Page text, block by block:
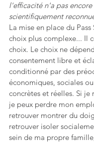
l'efficacité n'a pas
scientifiquement
La mise en place du
choix plus complexe... Il
choix. Le choix ne
consentement libre et
conditionné par des
économiques, sociales
concrètes et réelles. Si je
je peux perdre mon
retrouver montrer du
retrouver isoler
sein de ma propre